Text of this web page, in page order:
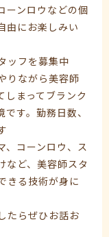
ーンロウなどの個
由にお楽しみい
ッフを募集中
りながら美容師
しまってブランク
す。勤務日数、
、コーンロウ、ス
など、美容師スタ
きる技術が身に
たらぜひお話お